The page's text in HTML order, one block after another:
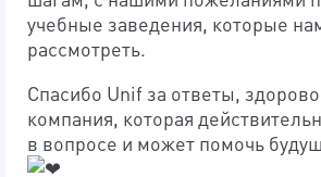
учебные заведения, которые
рассмотреть.
Спасибо Unif за ответы,
компания, которая
в вопросе и может помочь